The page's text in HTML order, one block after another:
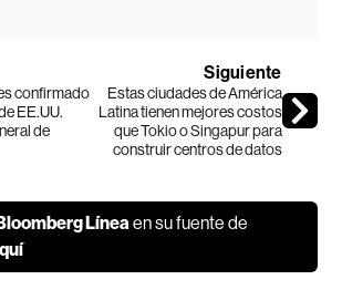
confirmado
EE.UU.
de
Siguiente
Estas ciudades de América
Latina tienen mejores costos
que Tokio o Singapur para
construir centros de datos
Líneaen su fuente de